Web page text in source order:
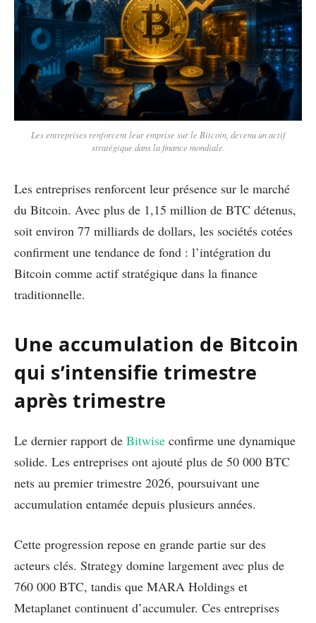
Les entreprises renforcent leur emprise sur le Bitcoin, devenu un actif
stratégique dans la finance mondiale.
Les entreprises renforcent leur présence sur le marché
du Bitcoin. Avec plus de 1,15 million de BTC détenus,
soit environ 77 milliards de dollars, les sociétés cotées
confirment une tendance de fond : l’intégration du
Bitcoin comme actif stratégique dans la finance
traditionnelle.
Une accumulation de Bitcoin
qui s’intensifie trimestre
après trimestre
Le dernier rapport de Bitwise confirme une dynamique
solide. Les entreprises ont ajouté plus de 50 000 BTC
nets au premier trimestre 2026, poursuivant une
accumulation entamée depuis plusieurs années.
Cette progression repose en grande partie sur des
acteurs clés. Strategy domine largement avec plus de
760 000 BTC, tandis que MARA Holdings et
Metaplanet continuent d’accumuler. Ces entreprises